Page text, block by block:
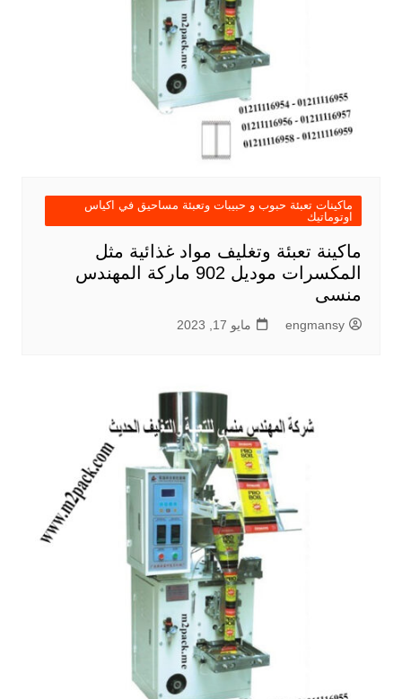
ماكينات تعبئة حبوب و حبيبات وتعبئة مساحيق في اكياس
اوتوماتيك
ماكينة تعبئة وتغليف مواد غذائية مثل
المكسرات موديل 902 ماركة المهندس
منسى
engmansy مايو 17, 2023